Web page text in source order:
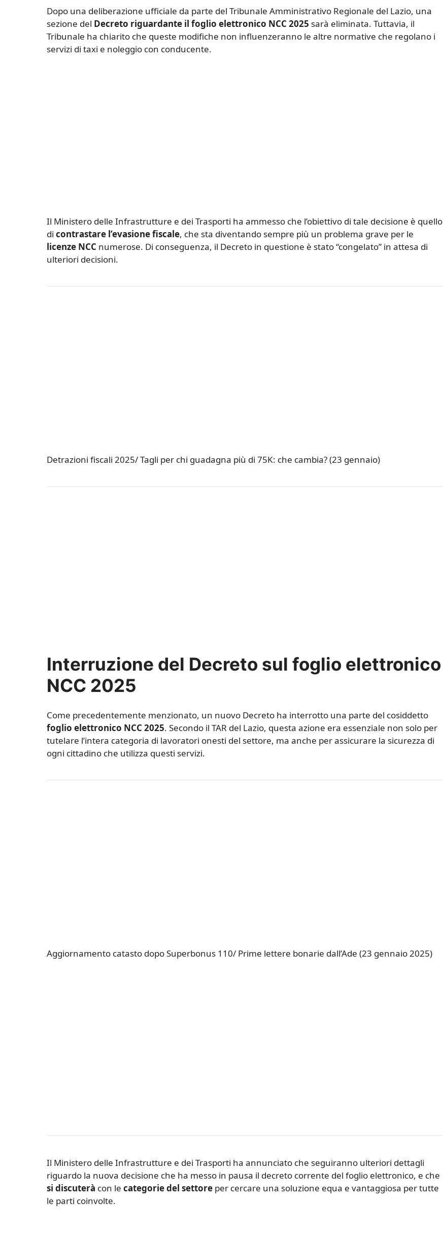
Dopo una deliberazione ufficiale da parte del Tribunale Amministrativo Regionale del Lazio, una
sezione del Decreto riguardante il foglio elettronico NCC 2025 sarà eliminata. Tuttavia, il
Tribunale ha chiarito che queste modifiche non influenzeranno le altre normative che regolano i
servizi di taxi e noleggio con conducente.
Il Ministero delle Infrastrutture e dei Trasporti ha ammesso che l’obiettivo di tale decisione è quello
di contrastare l’evasione fiscale, che sta diventando sempre più un problema grave per le
licenze NCC numerose. Di conseguenza, il Decreto in questione è stato “congelato” in attesa di
ulteriori decisioni.
Detrazioni fiscali 2025/ Tagli per chi guadagna più di 75K: che cambia? (23 gennaio)
Interruzione del Decreto sul foglio elettronico
NCC 2025
Come precedentemente menzionato, un nuovo Decreto ha interrotto una parte del cosiddetto
foglio elettronico NCC 2025. Secondo il TAR del Lazio, questa azione era essenziale non solo per
tutelare l’intera categoria di lavoratori onesti del settore, ma anche per assicurare la sicurezza di
ogni cittadino che utilizza questi servizi.
Aggiornamento catasto dopo Superbonus 110/ Prime lettere bonarie dall’Ade (23 gennaio 2025)
Il Ministero delle Infrastrutture e dei Trasporti ha annunciato che seguiranno ulteriori dettagli
riguardo la nuova decisione che ha messo in pausa il decreto corrente del foglio elettronico, e che
si discuterà con le categorie del settore per cercare una soluzione equa e vantaggiosa per tutte
le parti coinvolte.